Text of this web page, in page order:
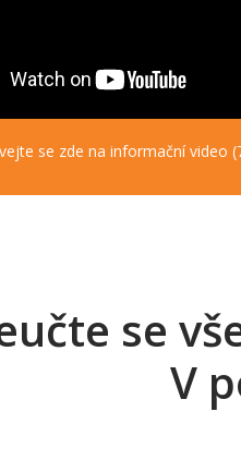
se zde na informační video
se
V